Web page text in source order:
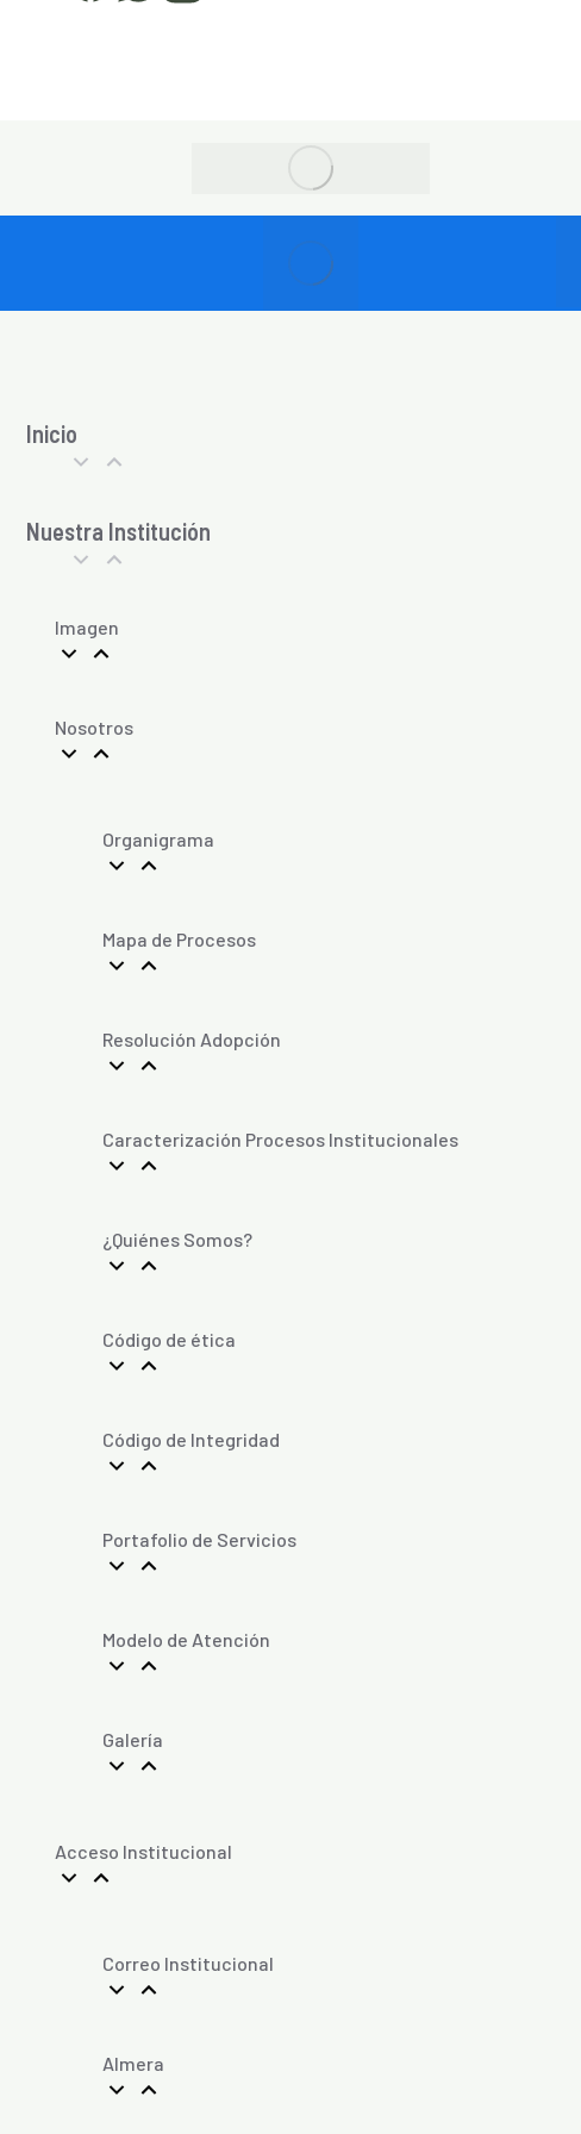
Inicio
Nuestra Institución
Imagen
Nosotros
Organigrama
Mapa de Procesos
Resolución Adopción
Caracterización Procesos Institucionales
¿Quiénes Somos?
Código de ética
Código de Integridad
Portafolio de Servicios
Modelo de Atención
Galería
Acceso Institucional
Correo Institucional
Almera